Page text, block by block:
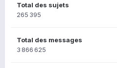
Total des sujets
265 395
Total des messages
3 866 625